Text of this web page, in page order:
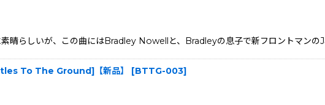
晴らしいが、この曲にはBradley Nowellと、Bradleyの息子で新フロントマン
To The Ground]【新品】 [BTTG-003]